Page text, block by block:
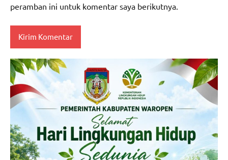
peramban ini untuk komentar saya berikutnya.